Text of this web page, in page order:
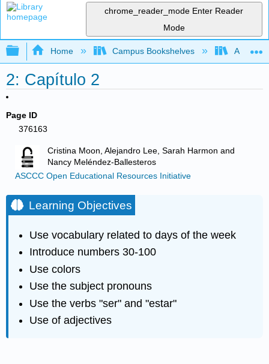
chrome_reader_mode Enter Reader
Mode
Expand/collapse global hierarchy
Home Campus Bookshelves
2: Capítulo 2
Page ID
376163
Cristina Moon, Alejandro Lee, Sarah Harmon and
Nancy Meléndez-Ballesteros
ASCCC Open Educational Resources Initiative
Learning Objectives
Use vocabulary related to days of the week
Introduce numbers 30-100
Use colors
Use the subject pronouns
Use the verbs "ser" and "estar"
Use of adjectives